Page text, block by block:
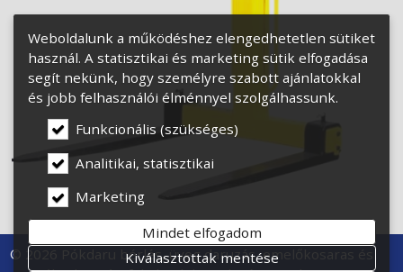
© 2026 Pókdaru bérlés, üveg daruzás, emelőkosaras és
Weboldalunk a működéshez elengedhetetlen sütiket
használ. A statisztikai és marketing sütik elfogadása
segít nekünk, hogy személyre szabott ajánlatokkal
és jobb felhasználói élménnyel szolgálhassunk.
Funkcionális (szükséges)
Analitikai, statisztikai
Marketing
Mindet elfogadom
Kiválasztottak mentése